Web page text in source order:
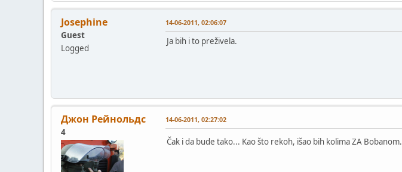
Josephine
Guest
Logged
14-06-2011, 02:06:07
Ja bih i to preživela.
Джон Рейнольдс
4
14-06-2011, 02:27:02
Čak i da bude tako... Kao što rekoh, išao bih kolima ZA Bobanom.